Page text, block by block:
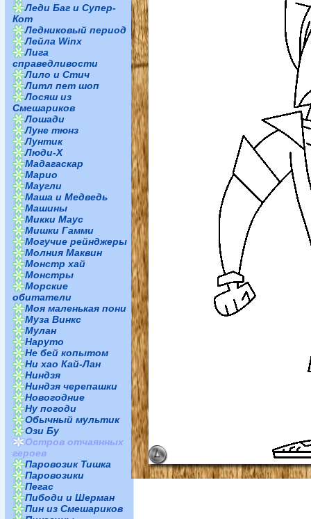
Леди Баг и Супер-
Кот
Ледниковый период
Лейла Winx
Лига
справедливости
Лило и Стич
Литл пет шоп
Лосяш из
Смешариков
Лошади
Луне тюнз
Лунтик
Люди-Х
Мадагаскар
Марио
Маугли
Маша и Медведь
Машины
Микки Маус
Мишки Гамми
Могучие рейнджеры
Молния Маквин
Монстр хай
Монстры
Морские
обитатели
Моя маленькая пони
Муза Винкс
Мулан
Наруто
Не бей копытом
Ни хао Кай-Лан
Ниндзя
Ниндзя черепашки
Новогодние
Ну погоди
Обычный мультик
Ози Бу
Остров отчаянных
героев
Паровозик Тишка
Паровозики
Пегас
Пибоди и Шерман
Пин из Смешариков